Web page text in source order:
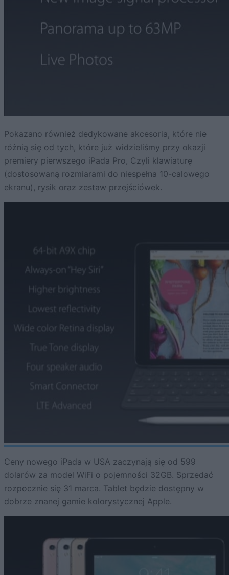
Pokazano również dedykowane akcesoria, które nie
różnią się od tych, które już widzieliśmy przy okazji
premiery pierwszego iPada Pro, Czyli klawiaturę
(dostosowaną rozmiarami do niespełna 10-calowego
ekranu), rysik oraz zestaw przejściówek.
Ceny nowego iPada w USA zaczynają się od 599
dolarów za model WiFi o pojemności 32GB. Sprzedać
rozpocznie się 31 marca. Tablet będzie dostępny w
dobrze znanej gamie kolorystycznej Apple.